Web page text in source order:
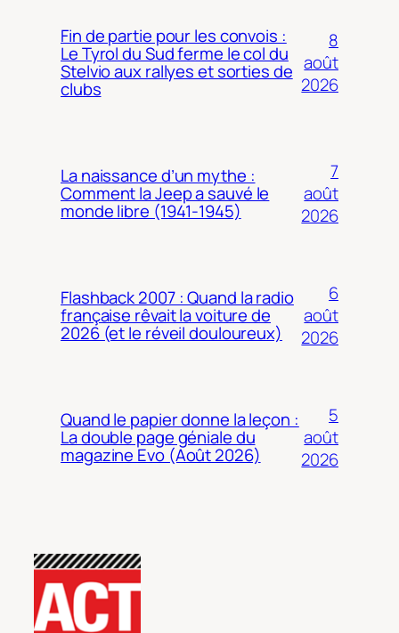
Fin de partie pour les convois :
Le Tyrol du Sud ferme le col du
Stelvio aux rallyes et sorties de
clubs
8
août
2026
La naissance d’un mythe :
Comment la Jeep a sauvé le
monde libre (1941-1945)
7
août
2026
Flashback 2007 : Quand la radio
française rêvait la voiture de
2026 (et le réveil douloureux)
6
août
2026
Quand le papier donne la leçon :
La double page géniale du
magazine Evo (Août 2026)
5
août
2026